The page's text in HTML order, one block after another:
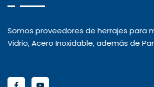
Somos proveedores de herrajes para
Vidrio, Acero Inoxidable, además de